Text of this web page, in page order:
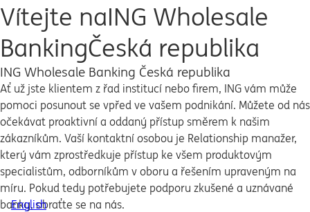
Vítejte naING Wholesale
BankingČeská republika
ING Wholesale Banking Česká republika
Ať už jste klientem z řad institucí nebo firem, ING vám může
pomoci posunout se vpřed ve vašem podnikání. Můžete od nás
očekávat proaktivní a oddaný přístup směrem k našim
zákazníkům. Vaší kontaktní osobou je Relationship manažer,
který vám zprostředkuje přístup ke všem produktovým
specialistům, odborníkům v oboru a řešením upraveným na
míru. Pokud tedy potřebujete podporu zkušené a uznávané
banky, obraťte se na nás.
English